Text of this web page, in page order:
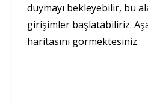
duymayı bekleyebilir, bu
girişimler başlatabiliriz.
haritasını görmektesiniz.